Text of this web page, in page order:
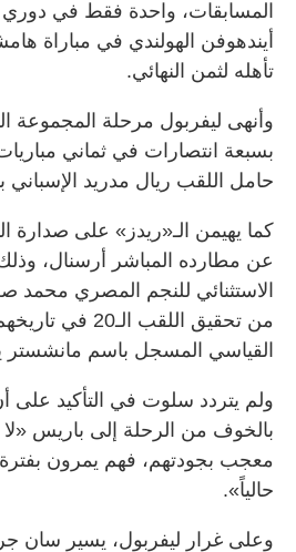
المسابقات، واحدة فقط في دوري
أيندهوفن الهولندي في مباراة
تأهله لثمن النهائي.
وأنهى ليفربول مرحلة المجموعة
بسبعة انتصارات في ثماني
حامل اللقب ريال مدريد الإسباني
عن مطارده المباشر أرسنال،
الاستثنائي للنجم المصري محمد
من تحقيق اللقب
القياسي المسجل باسم مانشستر
ولم يتردد سلوت في التأكيد على
بالخوف من الرحلة إلى باريس
معجب بجودتهم، فهم يمرون
حالياً».
وعلى غرار ليفربول، يسير سان